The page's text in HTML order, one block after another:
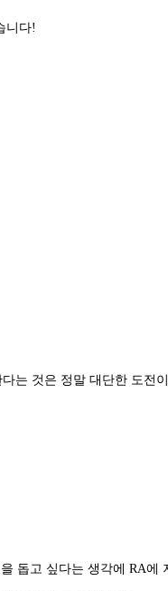
니다!
는 것은 정말 대단한 도전
돕고 싶다는 생각에 RA